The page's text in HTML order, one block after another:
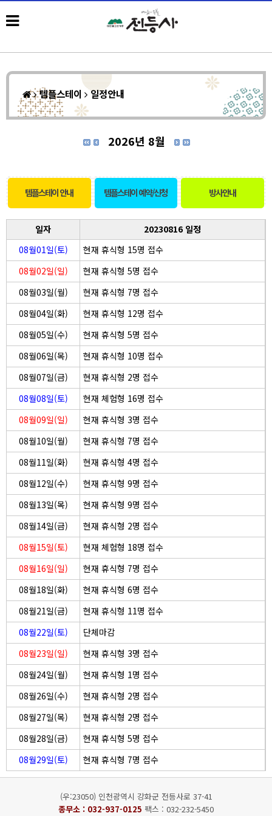
템플스테이 일정안내
2026년 8월
템플스테이 안내 템플스테이 예약/신청 방사안내
일자
20230816 일정
08월01일(토)
현재 휴식형 15명 접수
08월02일(일)
현재 휴식형 5명 접수
08월03일(월)
현재 휴식형 7명 접수
08월04일(화)
현재 휴식형 12명 접수
08월05일(수)
현재 휴식형 5명 접수
08월06일(목)
현재 휴식형 10명 접수
08월07일(금)
현재 휴식형 2명 접수
08월08일(토)
현재 체험형 16명 접수
08월09일(일)
현재 휴식형 3명 접수
08월10일(월)
현재 휴식형 7명 접수
08월11일(화)
현재 휴식형 4명 접수
08월12일(수)
현재 휴식형 9명 접수
08월13일(목)
현재 휴식형 9명 접수
08월14일(금)
현재 휴식형 2명 접수
08월15일(토)
현재 체험형 18명 접수
08월16일(일)
현재 휴식형 7명 접수
08월18일(화)
현재 휴식형 6명 접수
08월21일(금)
현재 휴식형 11명 접수
08월22일(토)
단체마감
08월23일(일)
현재 휴식형 3명 접수
08월24일(월)
현재 휴식형 1명 접수
08월26일(수)
현재 휴식형 2명 접수
08월27일(목)
현재 휴식형 2명 접수
08월28일(금)
현재 휴식형 5명 접수
08월29일(토)
현재 휴식형 7명 접수
(우:23050) 인천광역시 강화군 전등사로 37-41
종무소 : 032-937-0125 팩스 : 032-232-5450